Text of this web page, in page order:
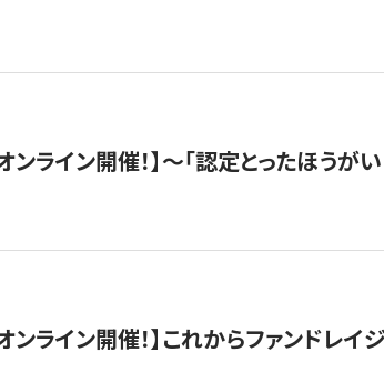
ンライン開催！】〜「認定とったほう
オンライン開催！】これからファンドレ